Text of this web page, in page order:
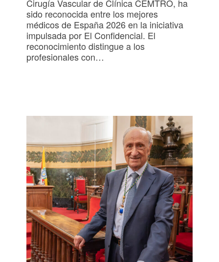
Cirugía Vascular de Clínica CEMTRO, ha
sido reconocida entre los mejores
médicos de España 2026 en la iniciativa
impulsada por El Confidencial. El
reconocimiento distingue a los
profesionales con…